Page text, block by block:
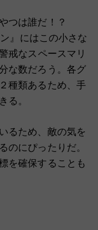
つは誰だ！？
』にはこの小さな
戒なスペースマリ
な数だろう。各グ
種類あるため、手
る。
るため、敵の気を
のにぴったりだ。
を確保することも